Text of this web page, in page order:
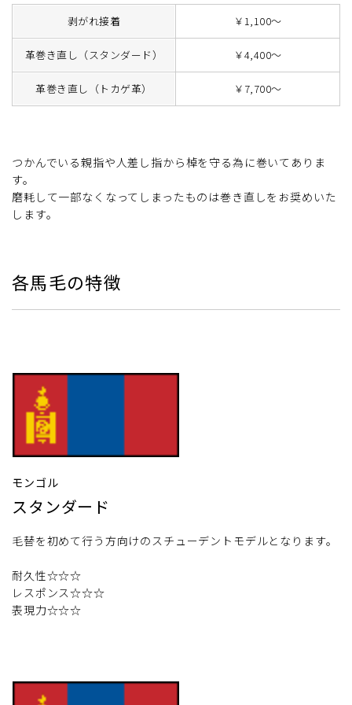
剥がれ接着 ￥1,100～
革巻き直し（スタンダード） ￥4,400～
革巻き直し（トカゲ革） ￥7,700～
つかんでいる親指や人差し指から棹を守る為に巻いてありま
す。
磨耗して一部なくなってしまったものは巻き直しをお奨めいた
します。
各馬毛の特徴
モンゴル
スタンダード
毛替を初めて行う方向けのスチューデントモデルとなります。
耐久性☆☆☆
レスポンス☆☆☆
表現力☆☆☆